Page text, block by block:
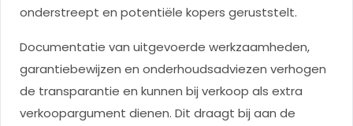
onderstreept en potentiële kopers geruststelt.
Documentatie van uitgevoerde werkzaamheden,
garantiebewijzen en onderhoudsadviezen verhogen
de transparantie en kunnen bij verkoop als extra
verkoopargument dienen. Dit draagt bij aan de